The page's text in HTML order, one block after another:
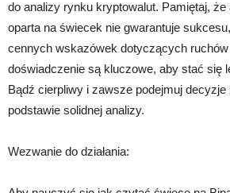
do analizy rynku kryptowalut. Pamiętaj,
oparta na świecek nie gwarantuje
cennych wskazówek dotyczących
doświadczenie są kluczowe, aby stać się
Bądź cierpliwy i zawsze podejmuj
podstawie solidnej analizy.
Wezwanie do działania: